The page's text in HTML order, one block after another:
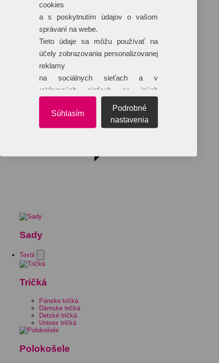
+ 17 ďalších
Sady
Textil
Tričká
Pánske tričká
Dámske tričká
Detské tričká
Unisex tričká
Polokošele
cookies
a s poskytnutím údajov o vašom
správaní na webe.
Tieto údaje sa môžu používať na
účely zobrazovania personalizovanej
reklamy
na sociálnych sieťach a v
reklamných sieťach na iných
Súhlasím
Podrobné
nastavenia